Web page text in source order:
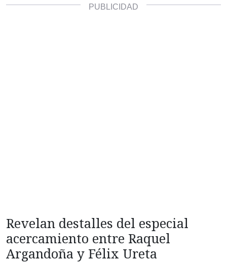
Revelan destalles del especial
acercamiento entre Raquel
Argandoña y Félix Ureta